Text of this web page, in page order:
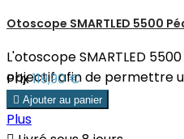
Otoscope SMARTLED 5500
L'otoscope SMARTLED
objectif afin de permettre
Prix119,90 €
 Ajouter au panier
Plus